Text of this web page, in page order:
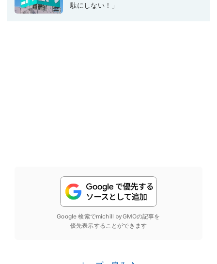
駄にしない！」
Google 検索でmichill byGMOの記事を
優先表示することができます